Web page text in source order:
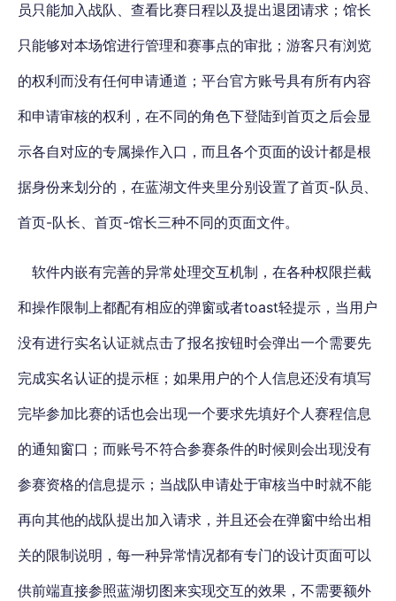
员只能加入战队、查看比赛日程以及提出退团请求；馆长
只能够对本场馆进行管理和赛事点的审批；游客只有浏览
的权利而没有任何申请通道；平台官方账号具有所有内容
和申请审核的权利，在不同的角色下登陆到首页之后会显
示各自对应的专属操作入口，而且各个页面的设计都是根
据身份来划分的，在蓝湖文件夹里分别设置了首页-队员、
首页-队长、首页-馆长三种不同的页面文件。
软件内嵌有完善的异常处理交互机制，在各种权限拦截
和操作限制上都配有相应的弹窗或者toast轻提示，当用户
没有进行实名认证就点击了报名按钮时会弹出一个需要先
完成实名认证的提示框；如果用户的个人信息还没有填写
完毕参加比赛的话也会出现一个要求先填好个人赛程信息
的通知窗口；而账号不符合参赛条件的时候则会出现没有
参赛资格的信息提示；当战队申请处于审核当中时就不能
再向其他的战队提出加入请求，并且还会在弹窗中给出相
关的限制说明，每一种异常情况都有专门的设计页面可以
供前端直接参照蓝湖切图来实现交互的效果，不需要额外